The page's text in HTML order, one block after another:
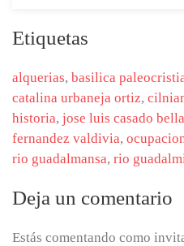
Etiquetas
alquerias, basilica
catalina urbaneja ortiz,
historia, jose luis casado
fernandez valdivia,
rio guadalmansa, rio
Deja un comentario
Estás comentando como